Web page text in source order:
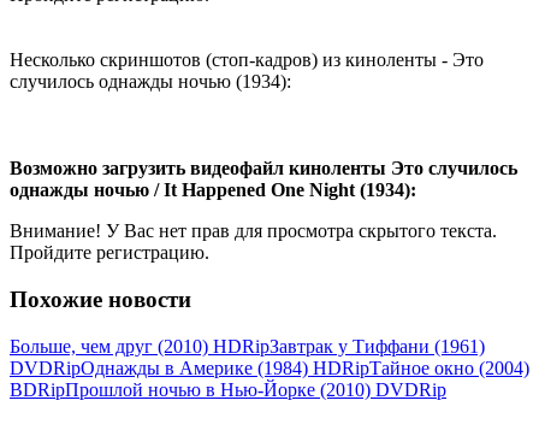
Несколько скриншотов (стоп-кадров) из киноленты - Это
случилось однажды ночью (1934):
Возможно загрузить видеофайл киноленты Это случилось
однажды ночью / It Happened One Night (1934):
Внимание! У Вас нет прав для просмотра скрытого текста.
Пройдите регистрацию.
Похожие новости
Больше, чем друг (2010) НDRірЗавтрак у Тиффани (1961)
DVDRірОднажды в Америке (1984) НDRірТайное окно (2004)
ВDRірПрошлой ночью в Нью-Йорке (2010) DVDRір